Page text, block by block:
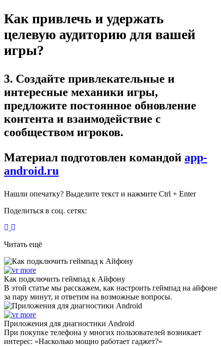
Как привлечь и удержать
целевую аудиторию для вашей
игры?
3. Создайте привлекательные и
интересные механики игры,
предложите постоянное обновление
контента и взаимодействие с
сообществом игроков.
Материал подготовлен командой app-
android.ru
Нашли опечатку? Выделите текст и нажмите Ctrl + Enter
Поделиться в соц. сетях:
Читать ещё
Как подключить геймпад к Айфону
В этой статье мы расскажем, как настроить геймпад на айфоне
за пару минут, и ответим на возможные вопросы.
Приложения для диагностики Android
При покупке телефона у многих пользователей возникает
интерес: «Насколько мощно работает гаджет?»